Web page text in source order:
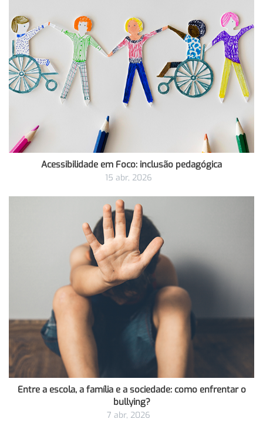
Acessibilidade em Foco: inclusão pedagógica
15 abr, 2026
Entre a escola, a família e a sociedade: como enfrentar o
bullying?
7 abr, 2026